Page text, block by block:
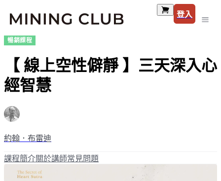
登入
暢銷課程
【 線上空性僻靜 】三天深入心
經智慧
約翰．布雷迪
課程簡介關於講師常見問題